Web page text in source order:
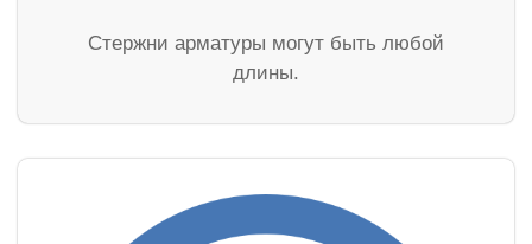
Стержни арматуры могут быть любой
длины.